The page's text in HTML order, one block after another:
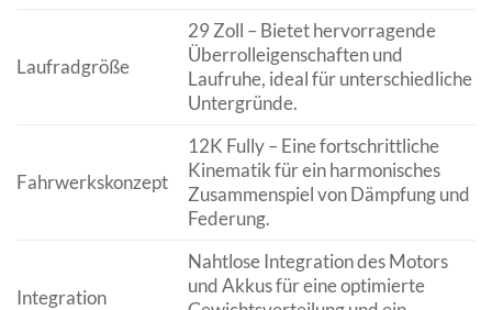
Laufradgröße
29 Zoll – Bietet hervorragende
Überrolleigenschaften und
Laufruhe, ideal für unterschiedliche
Untergründe.
Fahrwerkskonzept
12K Fully – Eine fortschrittliche
Kinematik für ein harmonisches
Zusammenspiel von Dämpfung und
Federung.
Integration
Nahtlose Integration des Motors
und Akkus für eine optimierte